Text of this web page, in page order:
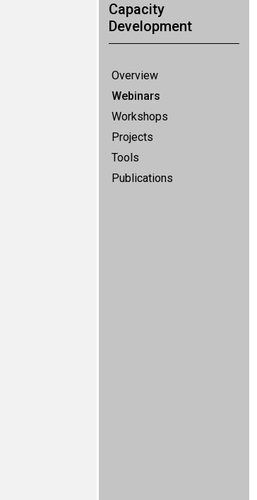
Capacity
Development
Overview
Webinars
Workshops
Projects
Tools
Publications